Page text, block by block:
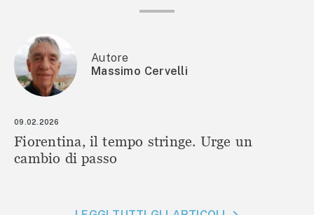
Autore
Massimo Cervelli
09.02.2026
Fiorentina, il tempo stringe. Urge un
cambio di passo